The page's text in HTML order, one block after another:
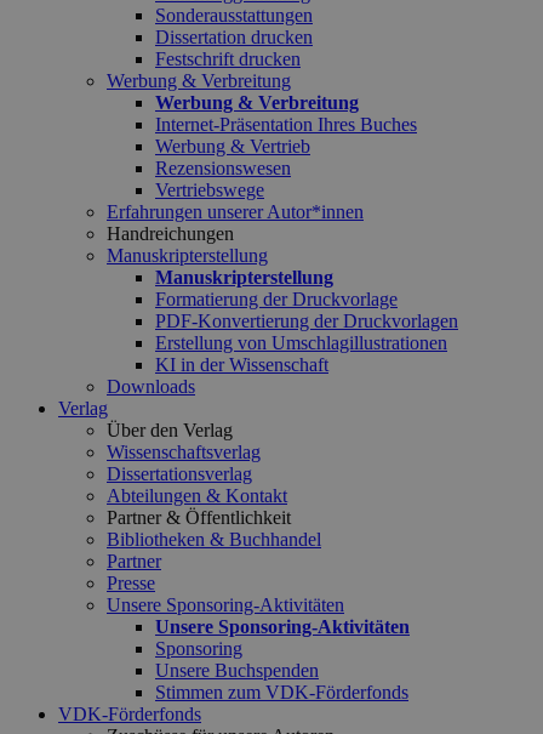
Sonderausstattungen
Dissertation drucken
Festschrift drucken
Werbung & Verbreitung
Werbung & Verbreitung
Internet-Präsentation Ihres Buches
Werbung & Vertrieb
Rezensionswesen
Vertriebswege
Erfahrungen unserer Autor*innen
Handreichungen
Manuskripterstellung
Manuskripterstellung
Formatierung der Druckvorlage
PDF-Konvertierung der Druckvorlagen
Erstellung von Umschlagillustrationen
KI in der Wissenschaft
Downloads
Verlag
Über den Verlag
Wissenschaftsverlag
Dissertationsverlag
Abteilungen & Kontakt
Partner & Öffentlichkeit
Bibliotheken & Buchhandel
Partner
Presse
Unsere Sponsoring-Aktivitäten
Unsere Sponsoring-Aktivitäten
Sponsoring
Unsere Buchspenden
Stimmen zum VDK-Förderfonds
VDK-Förderfonds